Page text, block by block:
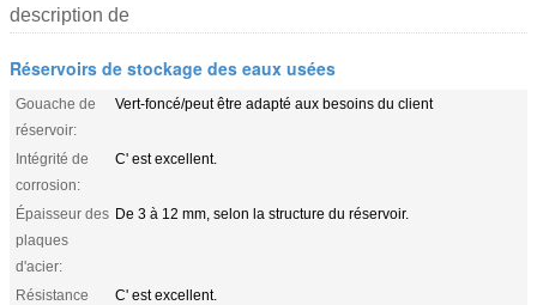
description de
Réservoirs de stockage des eaux usées
Gouache de
réservoir:
Vert-foncé/peut être adapté aux besoins du client
Intégrité de
corrosion:
C' est excellent.
Épaisseur des
plaques
d'acier:
De 3 à 12 mm, selon la structure du réservoir.
Résistance
C' est excellent.